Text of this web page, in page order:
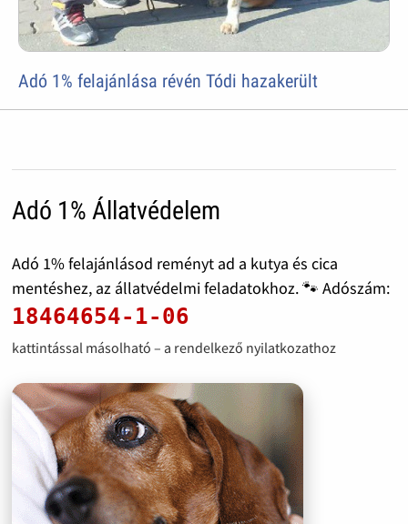
Adó 1% felajánlása révén Tódi hazakerült
Adó 1% Állatvédelem
Adó 1% felajánlásod reményt ad a kutya és cica
mentéshez, az állatvédelmi feladatokhoz. 🐾 Adószám:
18464654-1-06
kattintással másolható – a rendelkező nyilatkozathoz